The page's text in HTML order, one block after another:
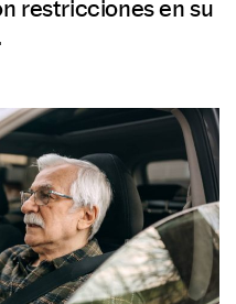
restricciones en su